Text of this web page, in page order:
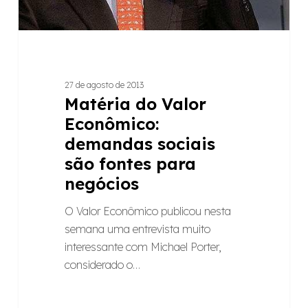
27 de agosto de 2013
Matéria do Valor
Econômico:
demandas sociais
são fontes para
negócios
O Valor Econômico publicou nesta
semana uma entrevista muito
interessante com Michael Porter,
considerado o…